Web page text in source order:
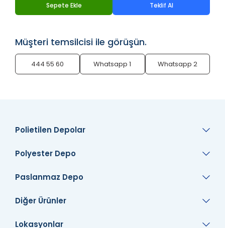
Sepete Ekle Teklif Al
Müşteri temsilcisi ile görüşün.
444 55 60 Whatsapp 1 Whatsapp 2
Polietilen Depolar
Polyester Depo
Paslanmaz Depo
Diğer Ürünler
Lokasyonlar